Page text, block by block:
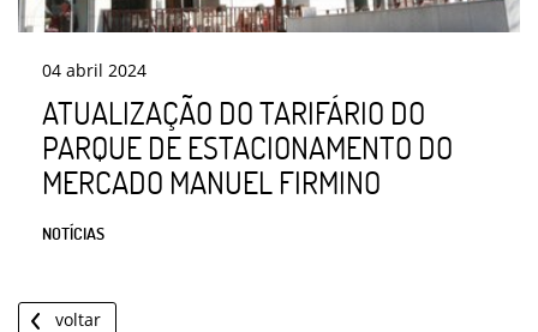
04 abril 2024
ATUALIZAÇÃO DO TARIFÁRIO DO
PARQUE DE ESTACIONAMENTO DO
MERCADO MANUEL FIRMINO
NOTÍCIAS
voltar